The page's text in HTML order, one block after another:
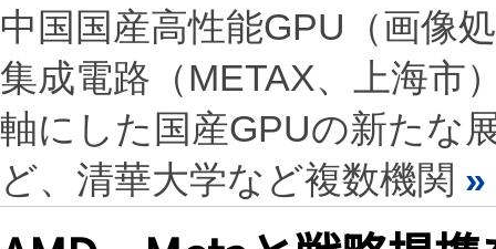
中国国産高性能GPU（画像
集成電路（METAX、上海市
軸にした国産GPUの新たな
ど、清華大学など複数機関 »